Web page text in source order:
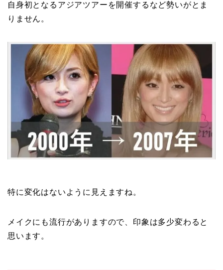
自身初となるアジアツアーを開催するなど勢いがとま
りません。
特に変化はないように見えますね。
メイクにも流行がありますので、印象は多少変わると
思います。